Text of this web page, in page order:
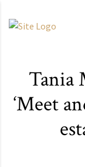
Tania
‘Meet